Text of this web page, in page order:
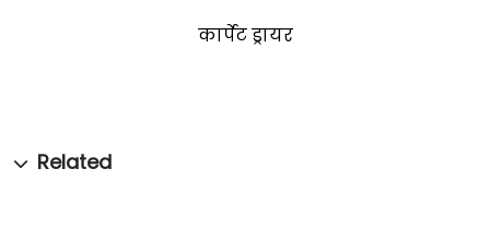
कार्पेट ड्रायर